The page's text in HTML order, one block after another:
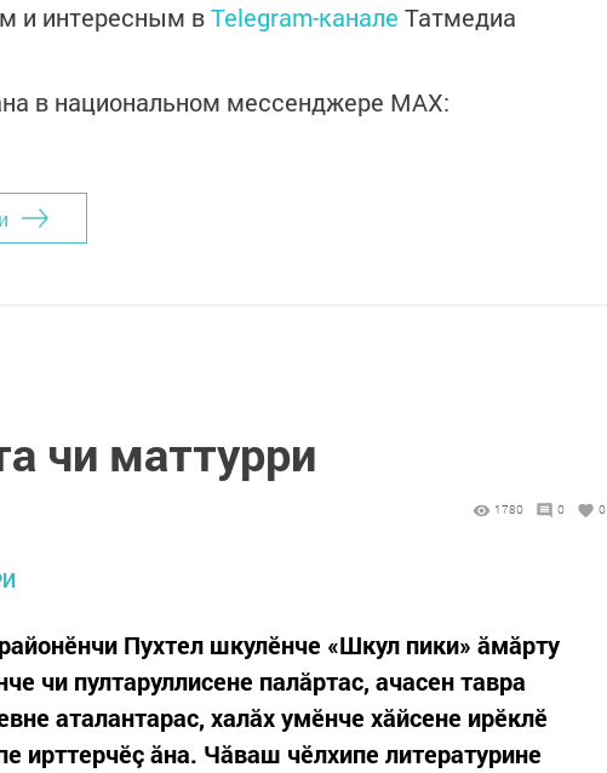
и интересным вTelegram-канале Татмедиа
в национальном мессенджере MАХ:
чи маттурри
1780 0 0
Пухтел шкулĕнче «Шкул пики» ăмăрту
чи пултаруллисене палăртас, ачасен тавра
аталантарас, халăх умĕнче хăйсене ирĕклĕ
ирттерчĕç ăна. Чăваш чĕлхипе литературине